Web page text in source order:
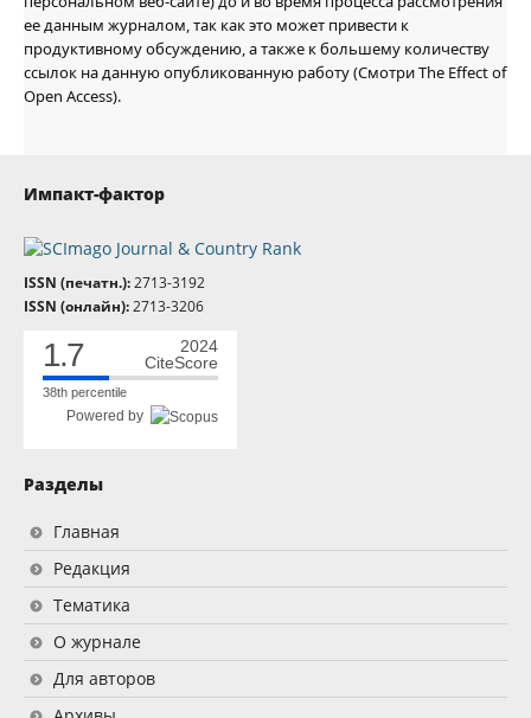
ее данным журналом, так как это может привести к
продуктивному обсуждению, а также к большему количеству
ссылок на данную опубликованную работу (Смотри The Effect of
Open Access).
Импакт-фактор
ISSN (печатн.):2713-3192
ISSN (онлайн):2713-3206
1.7
2024
CiteScore
38th percentile
Powered by
Разделы
Главная
Редакция
Тематика
О журнале
Для авторов